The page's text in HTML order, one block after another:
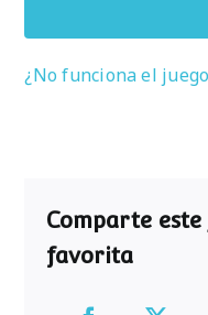
¿No funciona el
Comparte
favorita